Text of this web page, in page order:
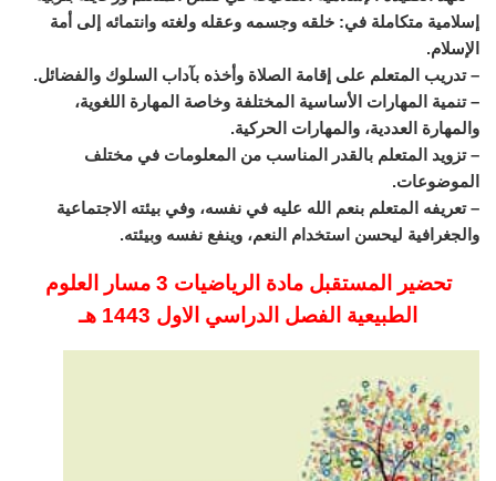
إسلامية متكاملة في: خلقه وجسمه وعقله ولغته وانتمائه إلى أمة
الإسلام.
– تدريب المتعلم على إقامة الصلاة وأخذه بآداب السلوك والفضائل.
– تنمية المهارات الأساسية المختلفة وخاصة المهارة اللغوية،
والمهارة العددية، والمهارات الحركية.
– تزويد المتعلم بالقدر المناسب من المعلومات في مختلف
الموضوعات.
– تعريفه المتعلم بنعم الله عليه في نفسه، وفي بيئته الاجتماعية
والجغرافية ليحسن استخدام النعم، وينفع نفسه وبيئته.
تحضير المستقبل مادة الرياضيات 3 مسار العلوم
الطبيعية الفصل الدراسي الاول 1443 هـ